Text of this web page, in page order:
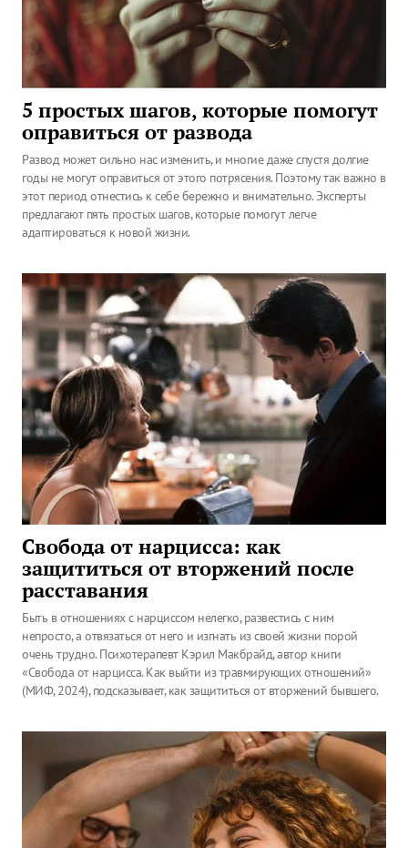
5 простых шагов, которые помогут
оправиться от развода
Развод может сильно нас изменить, и многие даже спустя долгие
годы не могут оправиться от этого потрясения. Поэтому так важно в
этот период отнестись к себе бережно и внимательно. Эксперты
предлагают пять простых шагов, которые помогут легче
адаптироваться к новой жизни.
Свобода от нарцисса: как
защититься от вторжений после
расставания
Быть в отношениях с нарциссом нелегко, развестись с ним
непросто, а отвязаться от него и изгнать из своей жизни порой
очень трудно. Психотерапевт Кэрил Макбрайд, автор книги
«Свобода от нарцисса. Как выйти из травмирующих отношений»
(МИФ, 2024), подсказывает, как защититься от вторжений бывшего.